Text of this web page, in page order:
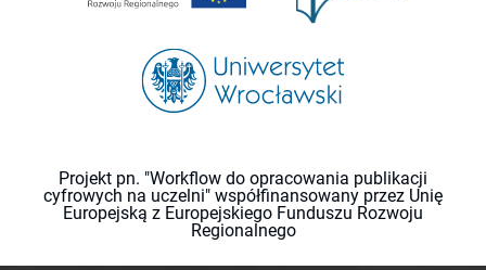
Projekt pn. "Workflow do opracowania publikacji
cyfrowych na uczelni" współfinansowany przez Unię
Europejską z Europejskiego Funduszu Rozwoju
Regionalnego